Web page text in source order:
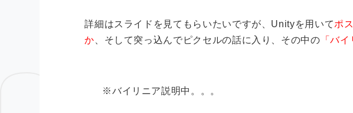
詳細はスライドを見てもらいたいですが、Unityを用いてポ
か 、そして突っ込んでピクセルの話に入り、その中の 「バ
※バイリニア説明中。。。